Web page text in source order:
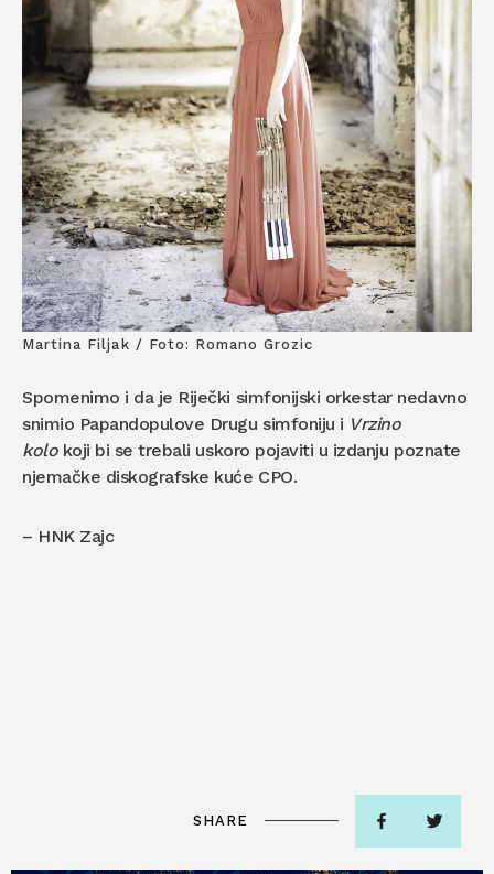
Martina Filjak / Foto: Romano Grozic
Spomenimo i da je Riječki simfonijski orkestar nedavno
snimio Papandopulove Drugu simfoniju i Vrzino
kolokoji bi se trebali uskoro pojaviti u izdanju poznate
njemačke diskografske kuće CPO.
– HNK Zajc
SHARE